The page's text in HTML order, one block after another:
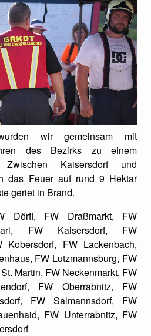
wir gemeinsam mit
des Bezirks zu einem
Zwischen Kaisersdorf und
das Feuer auf rund 9 Hektar
geriet in Brand.
Dörfl, FW Draßmarkt, FW
FW Kaisersdorf, FW
Kobersdorf, FW Lackenbach,
FW Lutzmannsburg, FW
Martin, FW Neckenmarkt, FW
FW Oberrabnitz, FW
FW Salmannsdorf, FW
FW Unterrabnitz, FW